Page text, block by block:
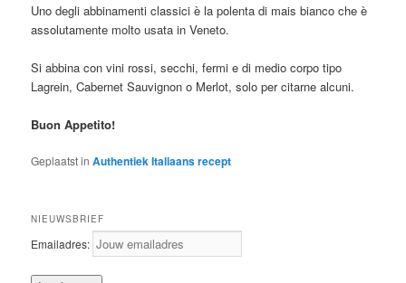
Uno degli abbinamenti classici è la polenta di mais bianco che è
assolutamente molto usata in Veneto.
Si abbina con vini rossi, secchi, fermi e di medio corpo tipo
Lagrein, Cabernet Sauvignon o Merlot, solo per citarne alcuni.
Buon Appetito!
Geplaatst in Authentiek Italiaans recept
NIEUWSBRIEF
Emailadres: